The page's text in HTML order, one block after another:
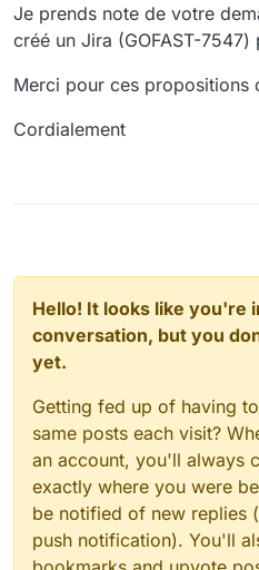
Si le modèle possède
document créé puisque
Cela serait intéressant,
documents avec une
macros.
Cordialement,
Candice Côte.
Je prends note de votre
créé un Jira (GOFAST-
Merci pour ces propositions
Cordialement
Hello! It looks like you're
conversation, but you
yet.
Getting fed up of having
same posts each visit?
an account, you'll always
exactly where you were
be notified of new replies
push notification). You'll